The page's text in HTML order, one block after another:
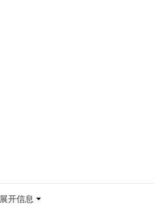
展开信息